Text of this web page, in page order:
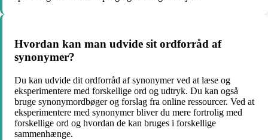
Hvordan kan man udvide sit ordforråd af
synonymer?
Du kan udvide dit ordforråd af synonymer ved at læse og
eksperimentere med forskellige ord og udtryk. Du kan også
bruge synonymordbøger og forslag fra online ressourcer. Ved at
eksperimentere med synonymer bliver du mere fortrolig med
forskellige ord og hvordan de kan bruges i forskellige
sammenhænge.